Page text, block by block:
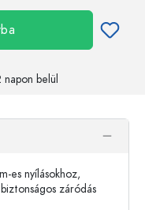
napon belül
es nyílásokhoz,
záródás